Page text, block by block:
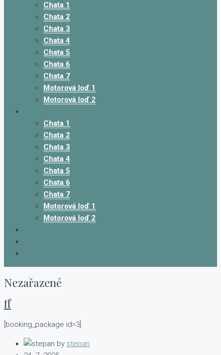
Chata 1
Chata 2
Chata 3
Chata 4
Chata 5
Chata 6
Chata 7
Motorová loď 1
Motorová loď 2
Chata 1
Chata 2
Chata 3
Chata 4
Chata 5
Chata 6
Chata 7
Motorová loď 1
Motorová loď 2
Nezařazené
ff
[booking_package id=3]
by stepan